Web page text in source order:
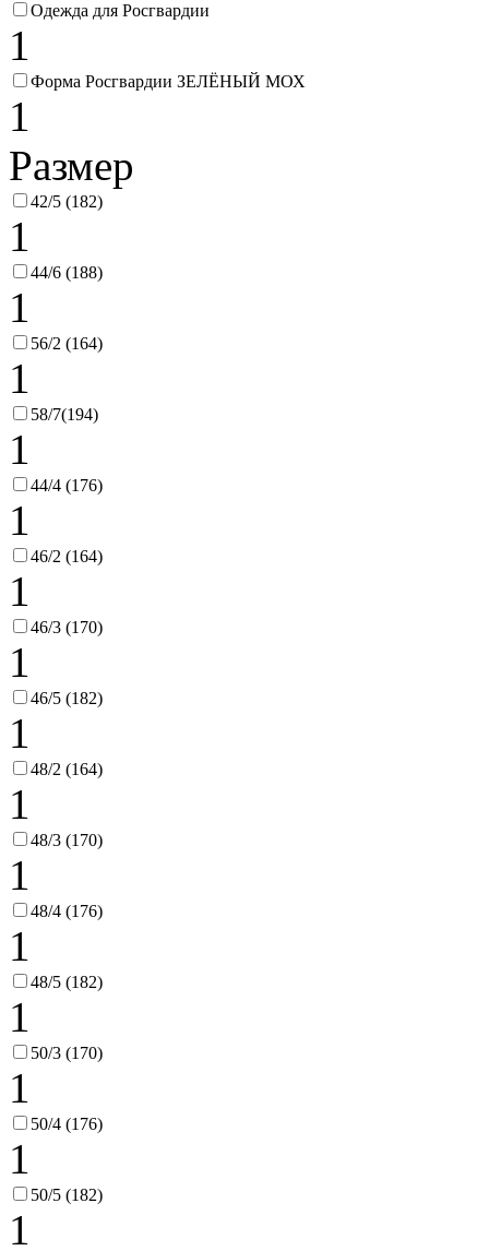
Одежда для Росгвардии
1
Форма Росгвардии ЗЕЛЁНЫЙ МОХ
1
Размер
42/5 (182)
1
44/6 (188)
1
56/2 (164)
1
58/7(194)
1
44/4 (176)
1
46/2 (164)
1
46/3 (170)
1
46/5 (182)
1
48/2 (164)
1
48/3 (170)
1
48/4 (176)
1
48/5 (182)
1
50/3 (170)
1
50/4 (176)
1
50/5 (182)
1